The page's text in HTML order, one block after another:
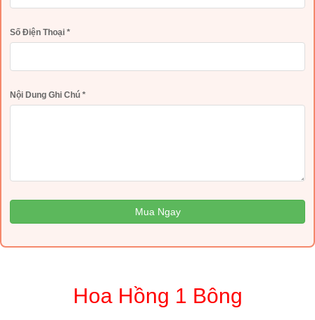
Số Điện Thoại *
Nội Dung Ghi Chú *
Mua Ngay
Hoa Hồng 1 Bông